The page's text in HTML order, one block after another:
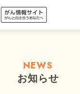
NEWS
お知らせ